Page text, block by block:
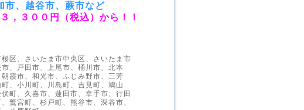
、越谷市、蕨市など
，３００円（税込）から！！
区、さいたま市中央区、さいたま市
、戸田市、上尾市、桶川市、北本
霞市、和光市、ふじみ野市、三芳
、小川町、川島町、吉見町、鳩山
町、久喜市、蓮田市、幸手市、行田
鷲宮町、杉戸町、熊谷市、深谷市、